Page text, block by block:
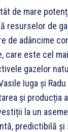
de mare
resurselor de
de adâncime
care este cel
gazelor
Iuga și
și
la un
predictibilă